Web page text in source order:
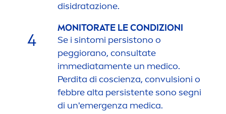
disidratazione.
4
MONITORATE LE CONDIZIONI
Se i sintomi persistono o
peggiorano, consultate
immediatamente un medico.
Perdita di coscienza, convulsioni o
febbre alta persistente sono segni
di un'emergenza medica.